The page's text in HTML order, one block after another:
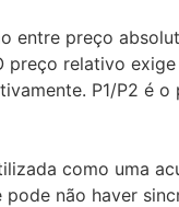
entre preço
preço relativo
P1/P2 é
como uma
não haver